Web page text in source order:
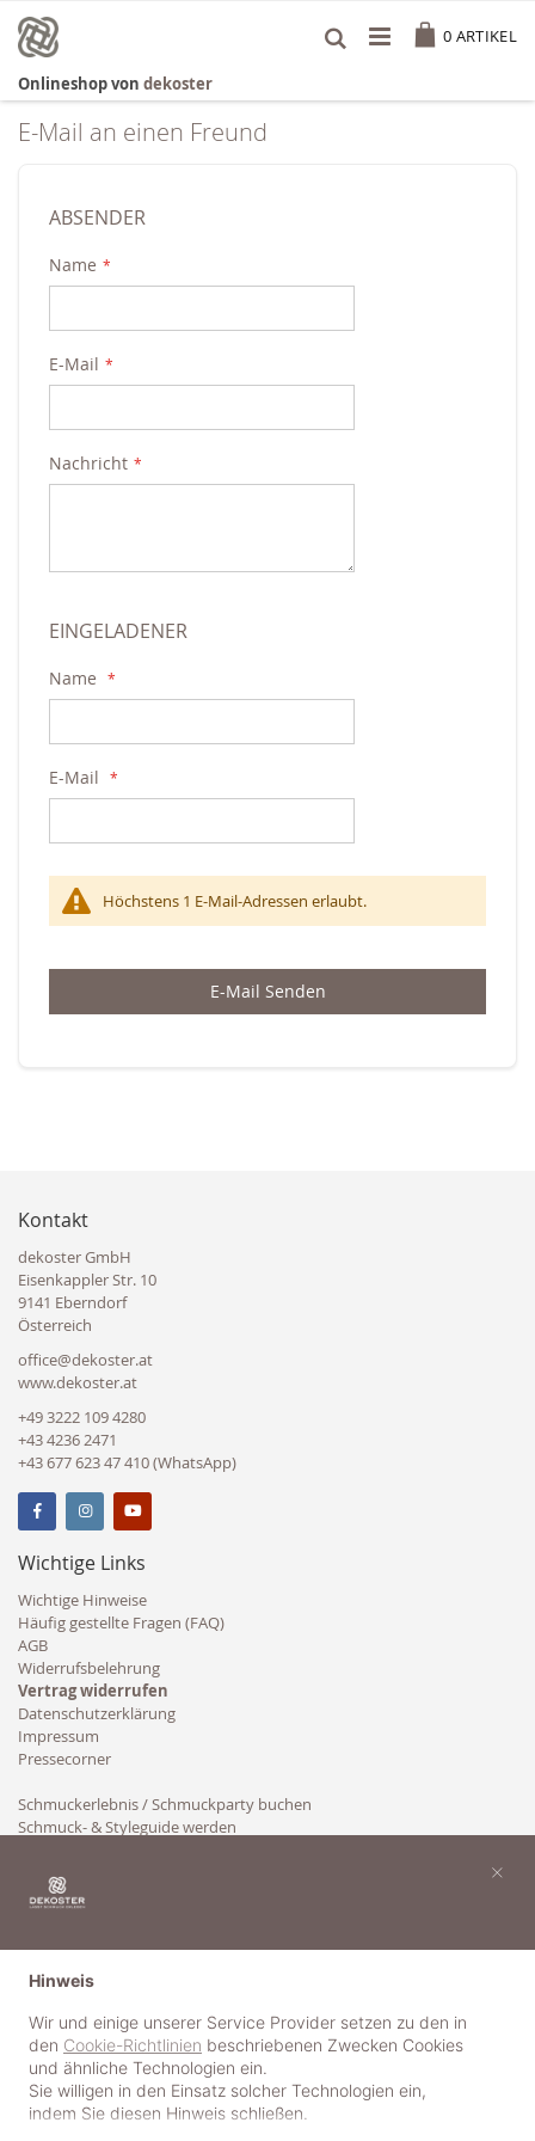
Inhalt
springen
0 ARTIKEL
Onlineshop von dekoster
E-Mail an einen Freund
ABSENDER
Name
E-Mail
Nachricht
EINGELADENER
Name
E-Mail
Höchstens 1 E-Mail-Adressen erlaubt.
E-Mail Senden
Kontakt
dekoster GmbH
Eisenkappler Str. 10
9141 Eberndorf
Österreich
office@dekoster.at
www.dekoster.at
+49 3222 109 4280
+43 4236 2471
+43 677 623 47 410 (WhatsApp)
Wichtige Links
Wichtige Hinweise
Häufig gestellte Fragen (FAQ)
AGB
Widerrufsbelehrung
Vertrag widerrufen
Datenschutzerklärung
Impressum
Pressecorner
Schmuckerlebnis / Schmuckparty buchen
Schmuck- & Styleguide werden
Hinweis
Wir und einige unserer Service Provider setzen zu den in
den Cookie-Richtlinien beschriebenen Zwecken Cookies
und ähnliche Technologien ein.
Sie willigen in den Einsatz solcher Technologien ein,
indem Sie diesen Hinweis schließen.
×